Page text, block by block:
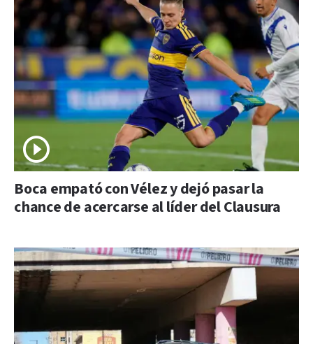
Boca empató con Vélez y dejó pasar la
chance de acercarse al líder del Clausura